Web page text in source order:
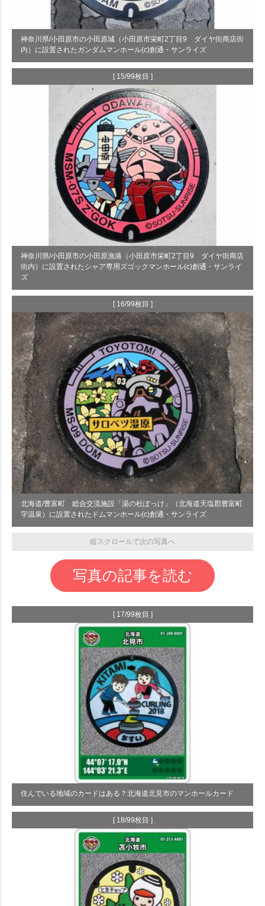
神奈川県/小田原市の小田原城（小田原市栄町2丁目9 ダイヤ街商店街
内）に設置されたガンダムマンホール(c)創通・サンライズ
[ 15/99枚目 ]
神奈川県/小田原市の小田原漁港（小田原市栄町2丁目9 ダイヤ街商店
街内）に設置されたシャア専用ズゴックマンホール(c)創通・サンライ
ズ
[ 16/99枚目 ]
北海道/豊富町 総合交流施設「湯の杜ぽっけ」（北海道天塩郡豊富町
字温泉）に設置されたドムマンホール(c)創通・サンライズ
縦スクロールで次の写真へ
写真の記事を読む
[ 17/99枚目 ]
住んでいる地域のカードはある？北海道北見市のマンホールカード
[ 18/99枚目 ]